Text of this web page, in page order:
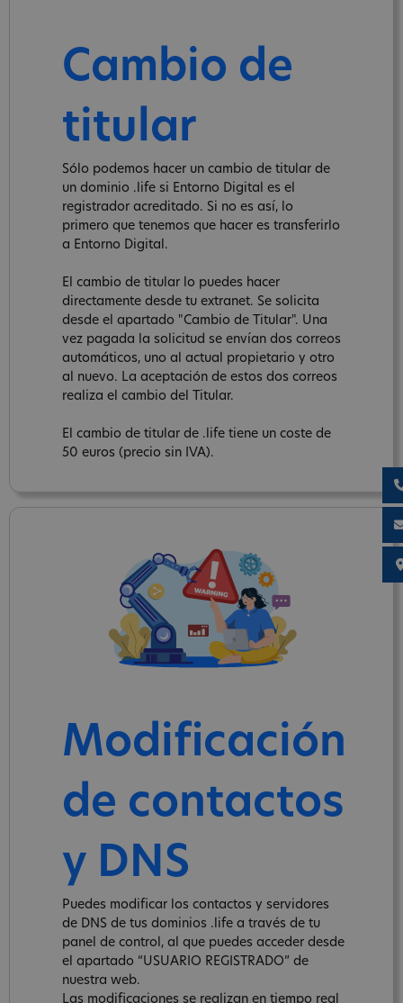
Cambio de
titular
Sólo podemos hacer un cambio de titular de
un dominio .life si Entorno Digital es el
registrador acreditado. Si no es así, lo
primero que tenemos que hacer es transferirlo
a Entorno Digital.
El cambio de titular lo puedes hacer
directamente desde tu extranet. Se solicita
desde el apartado "Cambio de Titular". Una
vez pagada la solicitud se envían dos correos
automáticos, uno al actual propietario y otro
al nuevo. La aceptación de estos dos correos
realiza el cambio del Titular.
El cambio de titular de .life tiene un coste de
50 euros (precio sin IVA).
Modificación
de contactos
y DNS
Puedes modificar los contactos y servidores
de DNS de tus dominios .life a través de tu
panel de control, al que puedes acceder desde
el apartado “USUARIO REGISTRADO” de
nuestra web.
Las modificaciones se realizan en tiempo real